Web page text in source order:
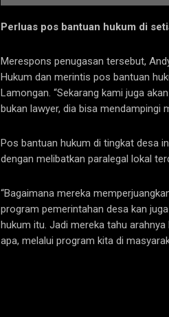
Perluas pos bantuan hukum di
Merespons penugasan tersebut,
Hukum dan merintis pos bantuan
Lamongan. “Sekarang kami juga
bukan lawyer, dia bisa mendampingi
Pos bantuan hukum di tingkat desa
dengan melibatkan paralegal lokal
“Bagaimana mereka
program pemerintahan desa kan
hukum itu. Jadi mereka tahu
apa, melalui program kita di